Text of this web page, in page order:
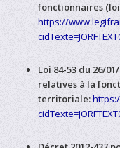
fonctionnaires (loi
https://
Loi 84-53 du 26/
relatives à la
territoriale: